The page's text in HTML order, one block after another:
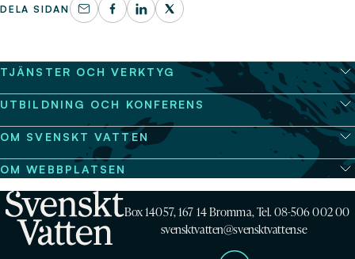
DELA SIDAN
TJÄNSTER OCH VERKTYG
UTBILDNING OCH KONFERENS
OM SVENSKT VATTEN
OM WEBBPLATSEN
Box 14057, 167 14 Bromma, Tel. 08-506 002 00
svensktvatten@svensktvatten.se